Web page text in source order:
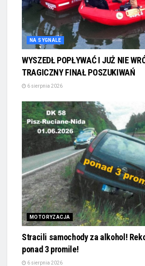
NA SYGNALE
WYSZEDŁ POPŁYWAĆ I JUŻ NIE
TRAGICZNY FINAŁ POSZUKIWAŃ
6 sierpnia 2026
MOTORYZACJA
Stracili samochody za alkohol!
ponad 3 promile!
6 sierpnia 2026